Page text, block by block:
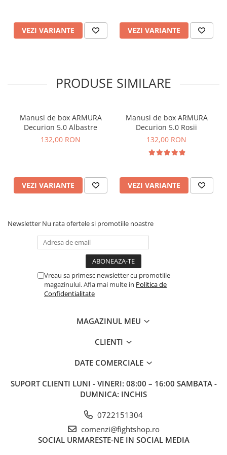
VEZI VARIANTE VEZI VARIANTE
PRODUSE SIMILARE
Manusi de box ARMURA
Decurion 5.0 Albastre
132,00 RON
VEZI VARIANTE
Manusi de box ARMURA
Decurion 5.0 Rosii
132,00 RON
VEZI VARIANTE
Newsletter Nu rata ofertele si promotiile noastre
Vreau sa primesc newsletter cu promotiile
magazinului. Afla mai multe in Politica de
Confidentialitate
MAGAZINUL MEU
CLIENTI
DATE COMERCIALE
SUPORT CLIENTI LUNI - VINERI: 08:00 – 16:00 SAMBATA -
DUMNICA: INCHIS
0722151304
comenzi@fightshop.ro
SOCIAL URMARESTE-NE IN SOCIAL MEDIA